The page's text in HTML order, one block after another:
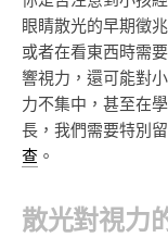
眼睛散光的早期徵
或者在看東西時需
響視力，還可能對
力不集中，甚至在
長，我們需要特別
查 。
散光對視力